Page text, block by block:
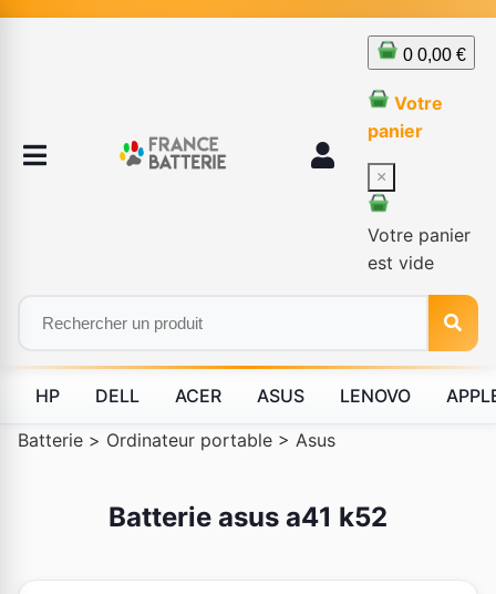
0 0,00 €
Votre
panier
×
Votre panier
est vide
HP DELL ACER ASUS LENOVO
Batterie > Ordinateur portable > Asus
Batterie asus a41 k52